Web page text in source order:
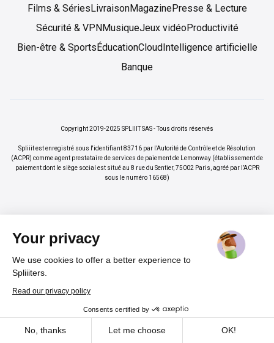
Your privacy
We use cookies to offer a better experience to
Spliiiters.
Read our privacy policy
Consents certified by
No, thanks Let me choose OK!
Cookies
Films & Séries LivraisonMagazinePresse & Lecture
Sécurité & VPN MusiqueJeux vidéoProductivité
Bien-être & Sports ÉducationCloud Intelligence artificielle
Banque
Copyright 2019-2025 SPLIIIT SAS - Tous droits réservés
Spliiit est enregistré sous l'identifiant 83716 par l’Autorité de Contrôle et de Résolution
(ACPR) comme agent prestataire de services de paiement de Lemonway (établissement de
paiement dont le siège social est situé au 8 rue du Sentier, 75002 Paris, agréé par l’ACPR
sous le numéro 16568)
Cadeau pour nos lecteurs
Un code promo -20 %
Vos abonnements jusqu'à -70%